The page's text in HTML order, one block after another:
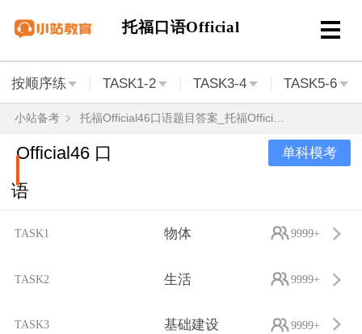
托福口语Official
按顺序练 TASK1-2 TASK3-4 TASK5-6
小站备考
Official46 口
语
单科模考
TASK1 物体 9999+
TASK2 生活 9999+
TASK3 基础建设 9999+